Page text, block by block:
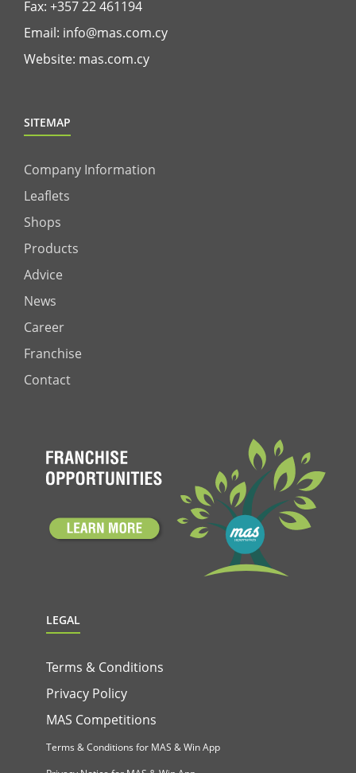
Fax: +357 22 461194
Email: info@mas.com.cy
Website: mas.com.cy
SITEMAP
Company Information
Leaflets
Shops
Products
Advice
News
Career
Franchise
Contact
LEGAL
Terms & Conditions
Privacy Policy
MAS Competitions
Terms & Conditions for MAS & Win App